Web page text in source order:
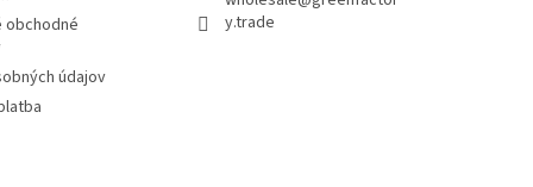
obchodné
údajov
y.trade